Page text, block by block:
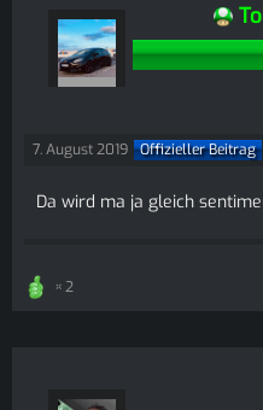
7. August 2019 Offizieller Beitrag
Da wird ma ja gleich
2